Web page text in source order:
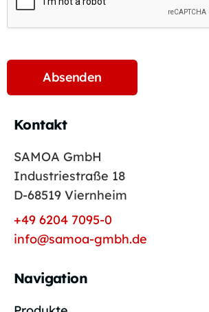
Kontakt
SAMOA GmbH
Industriestraße 18
D-68519 Viernheim
+49 6204 7095-0
info@samoa-gmbh.de
Navigation